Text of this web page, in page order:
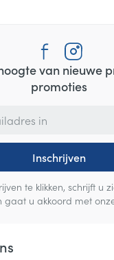
van nieuwe
promoties
Inschrijven
te klikken, schrijft u
gaat u akkoord met